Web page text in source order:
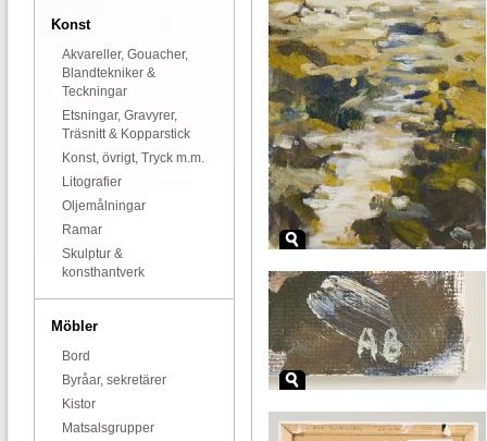
Konst
Akvareller, Gouacher,
Blandtekniker &
Teckningar
Etsningar, Gravyrer,
Träsnitt & Kopparstick
Konst, övrigt, Tryck m.m.
Litografier
Oljemålningar
Ramar
Skulptur &
konsthantverk
Möbler
Bord
Byråar, sekretärer
Kistor
Matsalsgrupper